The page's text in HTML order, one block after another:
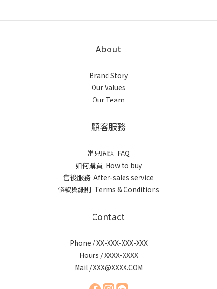
About
Brand Story
Our Values
Our Team
顧客服務
常見問題 FAQ
如何購買 How to buy
售後服務 After-sales service
條款與細則 Terms & Conditions
Contact
Phone / XX-XXX-XXX-XXX
Hours / XXXX-XXXX
Mail / XXX@XXXX.COM